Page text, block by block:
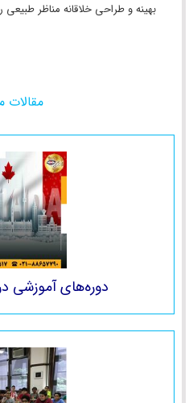
بهینه و طراحی خلاقانه مناظر
مقالات
دوره‌های آموزشی